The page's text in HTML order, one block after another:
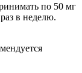
по 50 мг
в неделю.